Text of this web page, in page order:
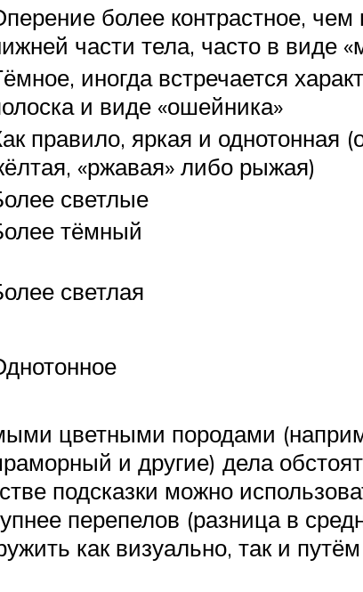
более контрастное, чем
части тела, часто в виде
иногда встречается
и виде «ошейника»
правило, яркая и однотонная
«ржавая» либо рыжая)
светлые
тёмный
светлая
цветными породами
и другие) дела
подсказки можно
перепелов (разница в
как визуально, так и